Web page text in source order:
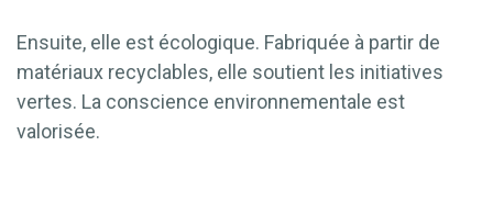
Ensuite, elle est écologique. Fabriquée à partir de
matériaux recyclables, elle soutient les initiatives
vertes. La conscience environnementale est
valorisée.